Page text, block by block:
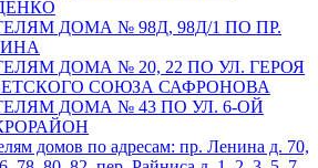
ДОМА № 98Д, 98Д/1 ПО ПР.
ДОМА № 20, 22 ПО УЛ. ГЕРОЯ
СОЮЗА САФРОНОВА
ДОМА № 43 ПО УЛ. 6-ОЙ
домов по адресам: пр. Ленина д. 70,